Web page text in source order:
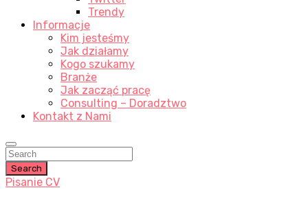
Trendy
Informacje
Kim jesteśmy
Jak działamy
Kogo szukamy
Branże
Jak zacząć pracę
Consulting – Doradztwo
Kontakt z Nami
Search
Pisanie CV